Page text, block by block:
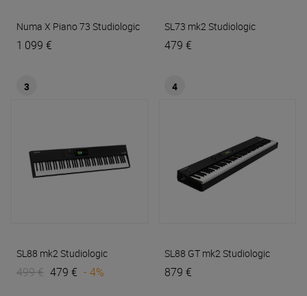
Numa X Piano 73 Studiologic
1 099 €
SL73 mk2 Studiologic
479 €
3
SL88 mk2 Studiologic
499 € 479 € - 4%
4
SL88 GT mk2 Studiologic
879 €